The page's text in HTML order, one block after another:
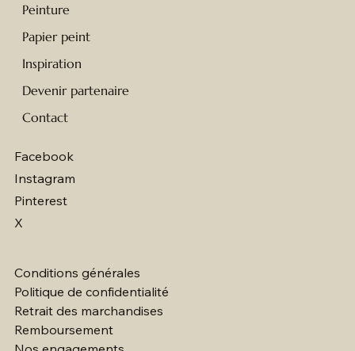
Peinture
Papier peint
Inspiration
Devenir partenaire
Contact
Conditions générales
Politique de confidentialité
Retrait des marchandises
Remboursement
Facebook
Instagram
Pinterest
X